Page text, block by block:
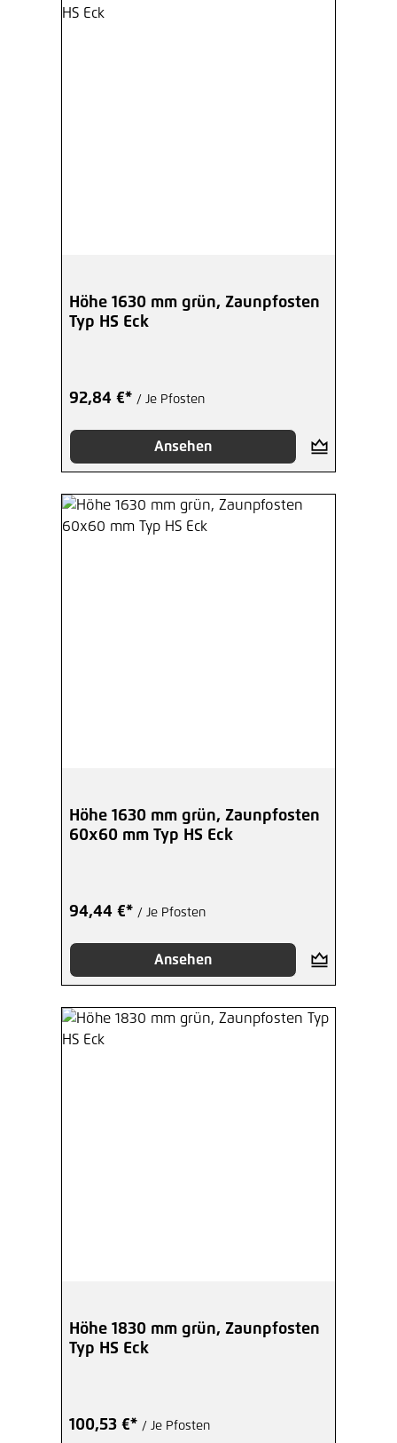
Höhe 1630 mm grün, Zaunpfosten
Typ HS Eck
92,84 €* / Je Pfosten
Ansehen
Höhe 1630 mm grün, Zaunpfosten
60x60 mm Typ HS Eck
94,44 €* / Je Pfosten
Ansehen
Höhe 1830 mm grün, Zaunpfosten
Typ HS Eck
100,53 €* / Je Pfosten